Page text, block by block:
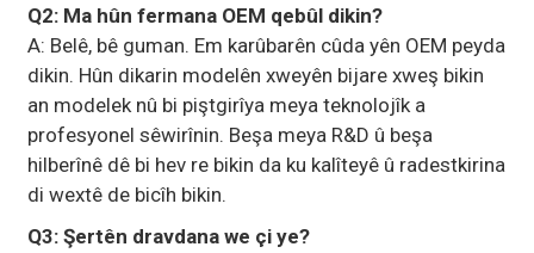
Q2: Ma hûn fermana OEM qebûl dikin?
A: Belê, bê guman. Em karûbarên cûda yên OEM peyda
dikin. Hûn dikarin modelên xweyên bijare xweş bikin
an modelek nû bi piştgirîya meya teknolojîk a
profesyonel sêwirînin. Beşa meya R&D û beşa
hilberînê dê bi hev re bikin da ku kalîteyê û radestkirina
di wextê de bicîh bikin.
Q3: Şertên dravdana we çi ye?